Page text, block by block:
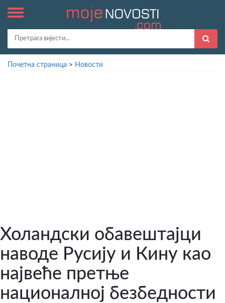
Почетна страница > Новости
Холандски обавештајци
наводе Русију и Кину као
највеће претње
националној безбедности